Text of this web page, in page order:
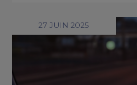
27 JUIN 2025